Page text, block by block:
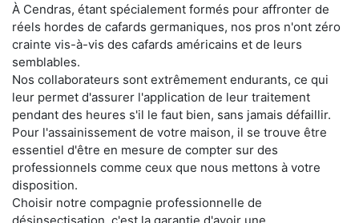
À Cendras, étant spécialement formés pour affronter de
réels hordes de cafards germaniques, nos pros n'ont zéro
crainte vis-à-vis des cafards américains et de leurs
semblables.
Nos collaborateurs sont extrêmement endurants, ce qui
leur permet d'assurer l'application de leur traitement
pendant des heures s'il le faut bien, sans jamais défaillir.
Pour l'assainissement de votre maison, il se trouve être
essentiel d'être en mesure de compter sur des
professionnels comme ceux que nous mettons à votre
disposition.
Choisir notre compagnie professionnelle de
désinsectisation, c'est la garantie d'avoir une